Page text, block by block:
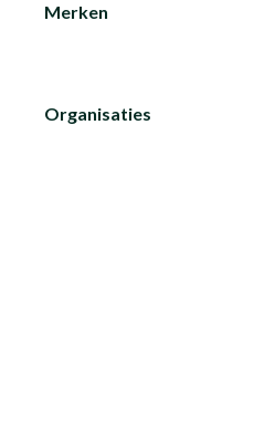
Merken
Organisaties